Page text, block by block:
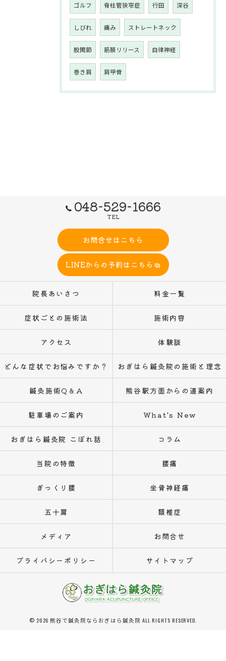
ゴルフ 脊柱管狭窄症 行田 深谷
しびれ 痛み ストレートネック
股関節 筋膜リリース 自律神経
巻き肩 肩甲骨
048-529-1666
TEL
お問合せはこちら
LINEからの予約はこちら
院長あいさつ 料金一覧
症状ごとの施術法 施術内容
アクセス 体験談
どんな症状でお悩みですか？ おぎはら鍼灸院の施術と理念
鍼灸施術Q＆A 熊谷駅方面からの道案内
駐車場のご案内 What's New
おぎはら鍼灸院 こぼれ話 コラム
当院の特徴 腰痛
ぎっくり腰 坐骨神経痛
五十肩 頚椎症
メディア お問合せ
プライバシーポリシー サイトマップ
© 2026 熊谷で鍼灸院ならおぎはら鍼灸院 ALL RIGHTS RESERVED.